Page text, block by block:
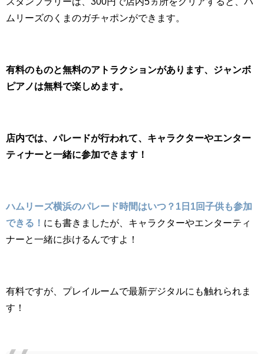
ムリーズのくまのガチャポンができます。
有料のものと無料のアトラクションがあります、ジャンボ
ピアノは無料で楽しめます。
店内では、パレードが行われて、キャラクターやエンター
ティナーと一緒に参加できます！
ハムリーズ横浜のパレード時間はいつ？1日1回子供も参加
できる！ にも書きましたが、キャラクターやエンターティ
ナーと一緒に歩けるんですよ！
有料ですが、プレイルームで最新デジタルにも触れられま
す！